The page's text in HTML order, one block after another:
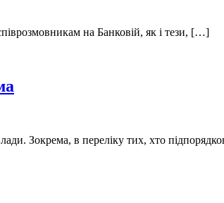
на Банковій, як і тези, […]
Зокрема, в переліку тих, хто